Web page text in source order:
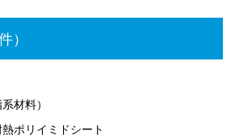
）
材料）
ポリイミドシート